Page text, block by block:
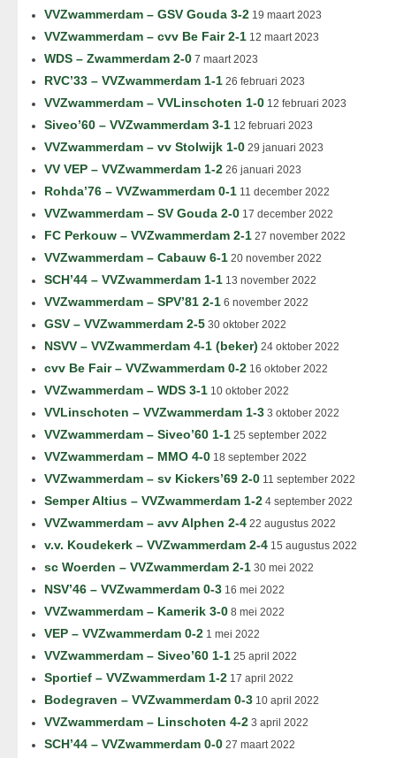
VVZwammerdam – GSV Gouda 3-2 19 maart 2023
VVZwammerdam – cvv Be Fair 2-1 12 maart 2023
WDS – Zwammerdam 2-0 7 maart 2023
RVC’33 – VVZwammerdam 1-1 26 februari 2023
VVZwammerdam – VVLinschoten 1-0 12 februari 2023
Siveo’60 – VVZwammerdam 3-1 12 februari 2023
VVZwammerdam – vv Stolwijk 1-0 29 januari 2023
VV VEP – VVZwammerdam 1-2 26 januari 2023
Rohda’76 – VVZwammerdam 0-1 11 december 2022
VVZwammerdam – SV Gouda 2-0 17 december 2022
FC Perkouw – VVZwammerdam 2-1 27 november 2022
VVZwammerdam – Cabauw 6-1 20 november 2022
SCH’44 – VVZwammerdam 1-1 13 november 2022
VVZwammerdam – SPV’81 2-1 6 november 2022
GSV – VVZwammerdam 2-5 30 oktober 2022
NSVV – VVZwammerdam 4-1 (beker) 24 oktober 2022
cvv Be Fair – VVZwammerdam 0-2 16 oktober 2022
VVZwammerdam – WDS 3-1 10 oktober 2022
VVLinschoten – VVZwammerdam 1-3 3 oktober 2022
VVZwammerdam – Siveo’60 1-1 25 september 2022
VVZwammerdam – MMO 4-0 18 september 2022
VVZwammerdam – sv Kickers’69 2-0 11 september 2022
Semper Altius – VVZwammerdam 1-2 4 september 2022
VVZwammerdam – avv Alphen 2-4 22 augustus 2022
v.v. Koudekerk – VVZwammerdam 2-4 15 augustus 2022
sc Woerden – VVZwammerdam 2-1 30 mei 2022
NSV’46 – VVZwammerdam 0-3 16 mei 2022
VVZwammerdam – Kamerik 3-0 8 mei 2022
VEP – VVZwammerdam 0-2 1 mei 2022
VVZwammerdam – Siveo’60 1-1 25 april 2022
Sportief – VVZwammerdam 1-2 17 april 2022
Bodegraven – VVZwammerdam 0-3 10 april 2022
VVZwammerdam – Linschoten 4-2 3 april 2022
SCH’44 – VVZwammerdam 0-0 27 maart 2022